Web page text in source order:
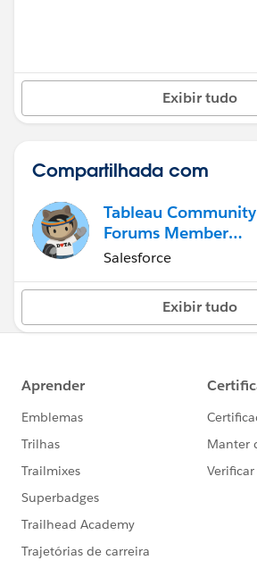
Exibir tudo
Compartilhada com
Tableau Community
Forums Member
(Inactive)
Salesforce
Exibir tudo